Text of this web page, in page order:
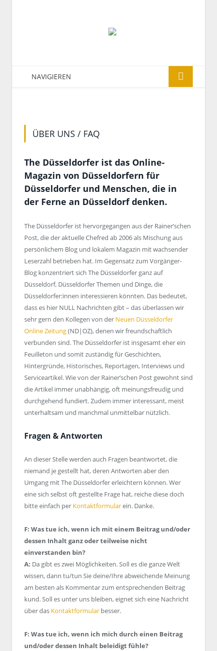
NAVIGIEREN
ÜBER UNS / FAQ
The Düsseldorfer ist das Online-
Magazin von Düsseldorfern für
Düsseldorfer und Menschen, die in
der Ferne an Düsseldorf denken.
The Düsseldorfer ist hervorgegangen aus der Rainer’schen
Post, die der aktuelle Chefred ab 2006 als Mischung aus
persönlichem Blog und lokalem Magazin mit wachsender
Leserzahl betrieben hat. Im Gegensatz zum Vorgänger-
Blog konzentriert sich The Düsseldorfer ganz auf
Düsseldorf, Düsseldorfer Themen und Dinge, die
Düsseldorfer:innen interessieren könnten. Das bedeutet,
dass es hier NULL Nachrichten gibt – das überlassen wir
sehr gern den Kollegen von der Neuen Düsseldorfer
Online Zeitung(ND|OZ), denen wir freundschaftlich
verbunden sind. The Düsseldorfer ist insgesamt eher ein
Feuilleton und somit zuständig für Geschichten,
Hintergründe, Historisches, Reportagen, Interviews und
Serviceartikel. Wie von der Rainer’schen Post gewohnt sind
die Artikel immer unabhängig, oft meinungsfreudig und
durchgehend fundiert. Zudem immer interessant, meist
unterhaltsam und manchmal unmittelbar nützlich.
Fragen & Antworten
An dieser Stelle werden auch Fragen beantwortet, die
niemand je gestellt hat, deren Antworten aber den
Umgang mit The Düsseldorfer erleichtern können. Wer
eine sich selbst oft gestellte Frage hat, reiche diese doch
bitte einfach per Kontaktformularein. Danke.
F: Was tue ich, wenn ich mit einem Beitrag und/oder
dessen Inhalt ganz oder teilweise nicht
einverstanden bin?
A: Da gibt es zwei Möglichkeiten. Soll es die ganze Welt
wissen, dann tu/tun Sie deine/Ihre abweichende Meinung
am besten als Kommentar zum entsprechenden Beitrag
kund. Soll es unter uns bleiben, eignet sich eine Nachricht
über das Kontaktformular besser.
F: Was tue ich, wenn ich mich durch einen Beitrag
und/oder dessen Inhalt beleidigt fühle?